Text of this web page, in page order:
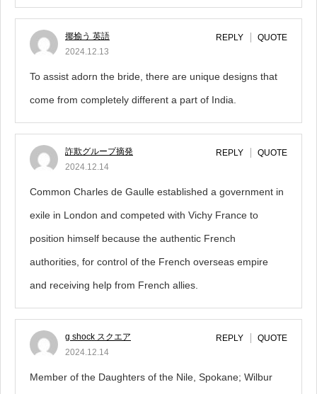
揶揄う 英語
2024.12.13
REPLY QUOTE
To assist adorn the bride, there are unique designs that
come from completely different a part of India.
詐欺グループ摘発
2024.12.14
REPLY QUOTE
Common Charles de Gaulle established a government in
exile in London and competed with Vichy France to
position himself because the authentic French
authorities, for control of the French overseas empire
and receiving help from French allies.
g shock スクエア
2024.12.14
REPLY QUOTE
Member of the Daughters of the Nile, Spokane; Wilbur